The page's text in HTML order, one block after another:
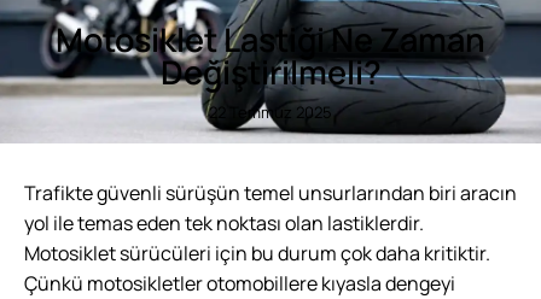
Motosiklet Lastiği Ne Zaman
Değiştirilmeli?
22 Temmuz 2025
Trafikte güvenli sürüşün temel unsurlarından biri aracın
yol ile temas eden tek noktası olan lastiklerdir.
Motosiklet sürücüleri için bu durum çok daha kritiktir.
Çünkü motosikletler otomobillere kıyasla dengeyi